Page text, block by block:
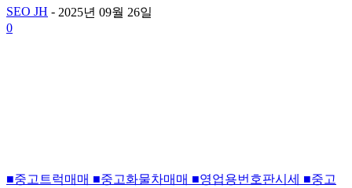
SEO JH - 2025년 09월 26일
0
■중고트럭매매 ■중고화물차매매 ■영업용번호판시세 ■중고